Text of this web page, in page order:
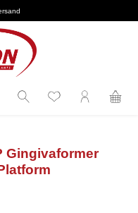
Gingivaformer